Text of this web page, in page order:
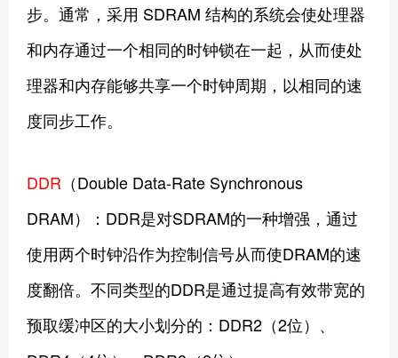
步。通常，采用 SDRAM 结构的系统会使处理器
和内存通过一个相同的时钟锁在一起，从而使处
理器和内存能够共享一个时钟周期，以相同的速
度同步工作。
DDR （Double Data-Rate Synchronous
DRAM）：DDR是对SDRAM的一种增强，通过
使用两个时钟沿作为控制信号从而使DRAM的速
度翻倍。不同类型的DDR是通过提高有效带宽的
预取缓冲区的大小划分的：DDR2（2位）、